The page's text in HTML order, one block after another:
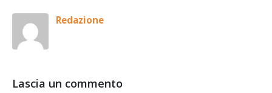
Redazione
Lascia un commento